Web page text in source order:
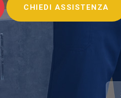
CHIEDI ASSISTENZA